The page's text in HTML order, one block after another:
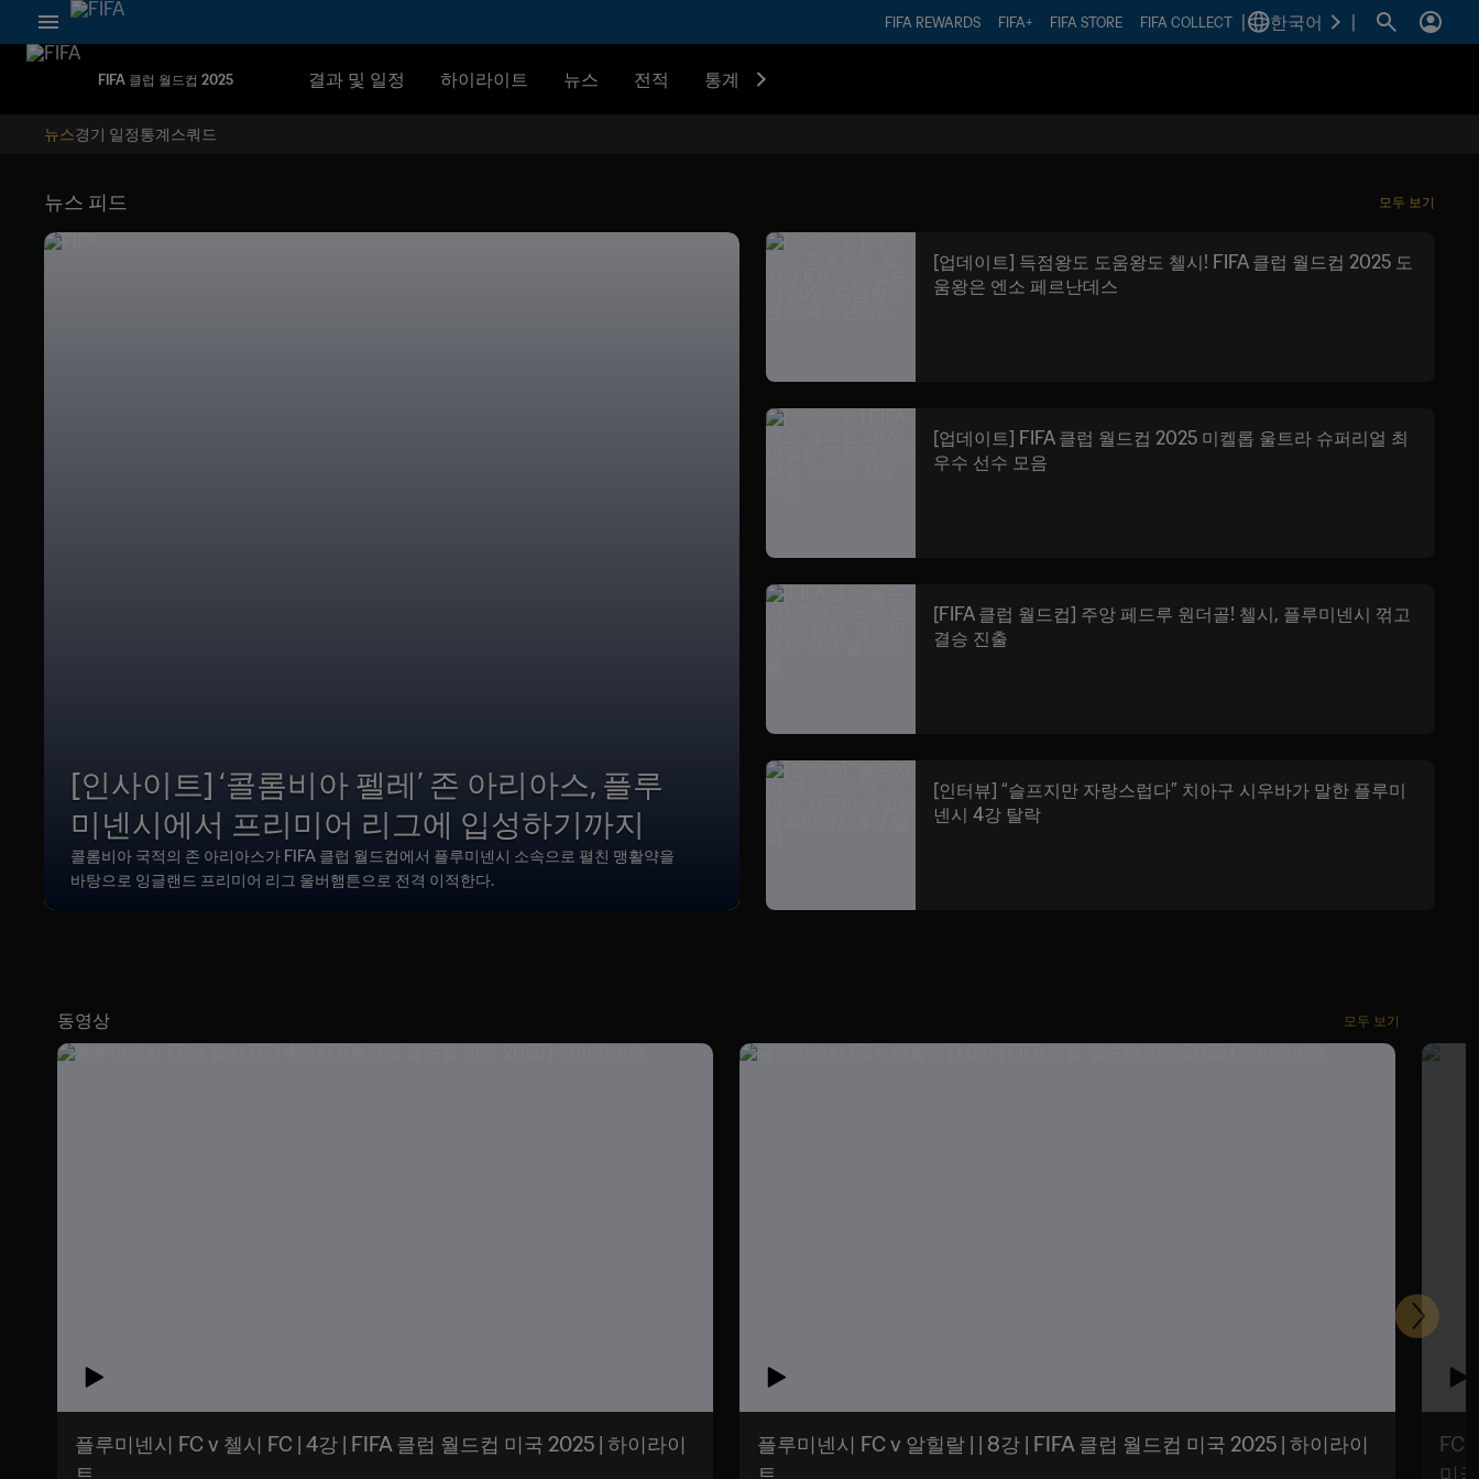
FIFA REWARDS FIFA+ FIFA STORE FIFA COLLECT 한국어
FIFA 클럽 월드컵 2025 결과 및 일정 하이라이트 뉴스 전적 통계
뉴스경기 일정통계스쿼드
뉴스 피드 모두 보기
[인사이트] ‘콜롬비아 펠레’ 존 아리아스, 플루
미넨시에서 프리미어 리그에 입성하기까지
콜롬비아 국적의 존 아리아스가 FIFA 클럽 월드컵에서 플루미넨시 소속으로 펼친 맹활약을
바탕으로 잉글랜드 프리미어 리그 울버햄튼으로 전격 이적한다.
[업데이트] 득점왕도 도움왕도 첼시! FIFA 클럽 월드컵 2025 도
움왕은 엔소 페르난데스
[업데이트] FIFA 클럽 월드컵 2025 미켈롭 울트라 슈퍼리얼 최
우수 선수 모음
[FIFA 클럽 월드컵] 주앙 페드루 원더골! 첼시, 플루미넨시 꺾고
결승 진출
[인터뷰] “슬프지만 자랑스럽다” 치아구 시우바가 말한 플루미
넨시 4강 탈락
동영상 모두 보기
플루미넨시 FC v 첼시 FC | 4강 | FIFA 클럽 월드컵 미국 2025 | 하이라이
플루미넨시 FC v 알힐랄 | | 8강 | FIFA 클럽 월드컵 미국 2025 | 하이라이
FC
다
음